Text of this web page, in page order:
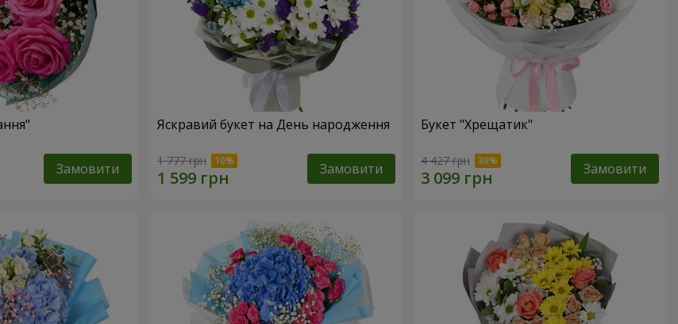
Замовити
Яскравий букет на День народження
1 777 грн Замовити
Букет "Хрещатик"
4 427 грн Замовити